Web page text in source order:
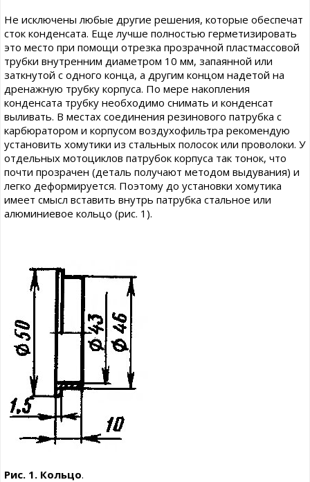
Не исключены любые другие решения, которые обеспечат
сток конденсата. Еще лучше полностью герметизировать
это место при помощи отрезка прозрачной пластмассовой
трубки внутренним диаметром 10 мм, запаянной или
заткнутой с одного конца, а другим концом надетой на
дренажную трубку корпуса. По мере накопления
конденсата трубку необходимо снимать и конденсат
выливать. В местах соединения резинового патрубка с
карбюратором и корпусом воздухофильтра рекомендую
установить хомутики из стальных полосок или проволоки. У
отдельных мотоциклов патрубок корпуса так тонок, что
почти прозрачен (деталь получают методом выдувания) и
легко деформируется. Поэтому до установки хомутика
имеет смысл вставить внутрь патрубка стальное или
алюминиевое кольцо (рис. 1).
Рис. 1. Кольцо.